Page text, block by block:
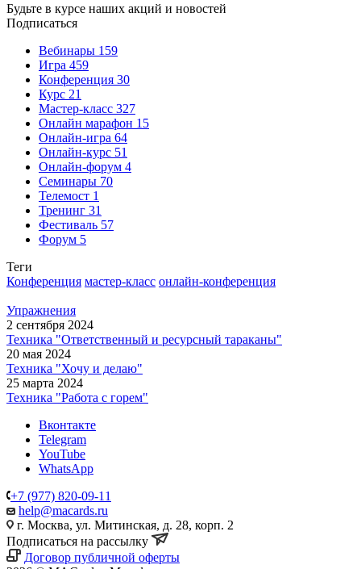
Будьте в курсе наших акций и новостей
Подписаться
Вебинары 159
Игра 459
Конференция 30
Курс 21
Мастер-класс 327
Онлайн марафон 15
Онлайн-игра 64
Онлайн-курс 51
Онлайн-форум 4
Семинары 70
Телемост 1
Тренинг 31
Фестиваль 57
Форум 5
Теги
Конференция мастер-класс онлайн-конференция
Упражнения
2 сентября 2024
Техника "Ответственный и ресурсный тараканы"
20 мая 2024
Техника "Хочу и делаю"
25 марта 2024
Техника "Работа с горем"
Вконтакте
Telegram
YouTube
WhatsApp
+7 (977) 820-09-11
help@macards.ru
г. Москва, ул. Митинская, д. 28, корп. 2
Подписаться на рассылку
Договор публичной оферты